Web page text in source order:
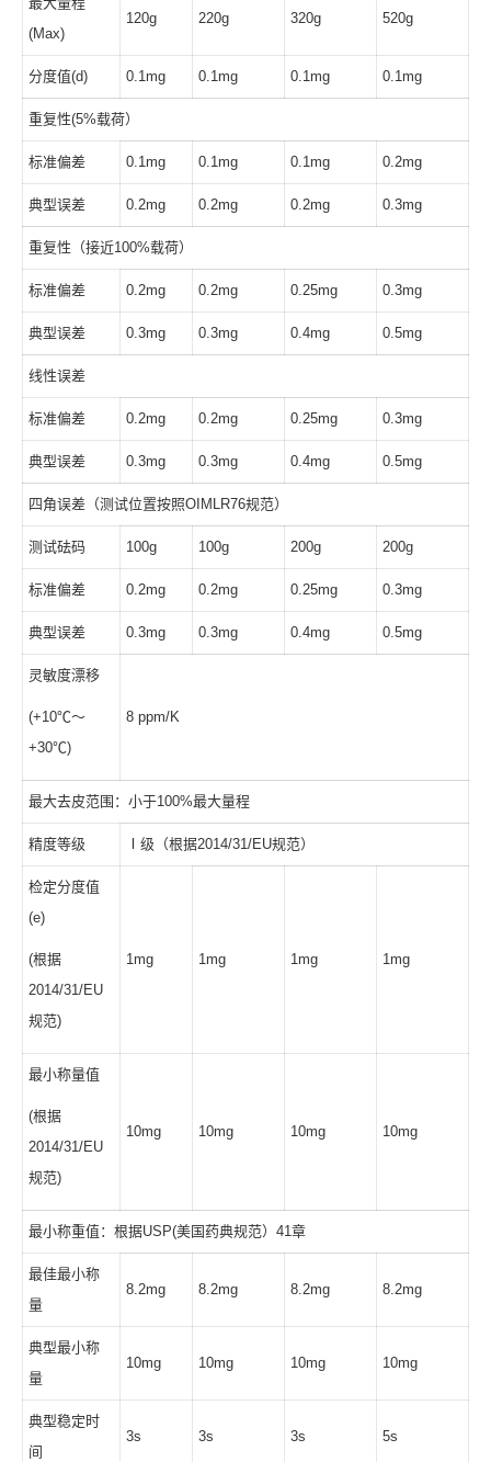
(Max)
120g 220g 320g 520g
分度值(d) 0.1mg 0.1mg 0.1mg 0.1mg
重复性(5%载荷）
标准偏差 0.1mg 0.1mg 0.1mg 0.2mg
典型误差 0.2mg 0.2mg 0.2mg 0.3mg
重复性（接近100%载荷）
标准偏差 0.2mg 0.2mg 0.25mg 0.3mg
典型误差 0.3mg 0.3mg 0.4mg 0.5mg
线性误差
标准偏差 0.2mg 0.2mg 0.25mg 0.3mg
典型误差 0.3mg 0.3mg 0.4mg 0.5mg
四角误差（测试位置按照OIMLR76规范）
测试砝码 100g 100g 200g 200g
标准偏差 0.2mg 0.2mg 0.25mg 0.3mg
典型误差 0.3mg 0.3mg 0.4mg 0.5mg
灵敏度漂移
(+10℃～
+30℃)
8 ppm/K
最大去皮范围：小于100%最大量程
精度等级 Ⅰ级（根据2014/31/EU规范）
检定分度值
(e)
(根据
2014/31/EU
规范)
1mg 1mg 1mg 1mg
最小称量值
(根据
2014/31/EU
规范)
10mg 10mg 10mg 10mg
最小称重值：根据USP(美国药典规范）41章
最佳最小称
量
8.2mg 8.2mg 8.2mg 8.2mg
典型最小称
量
10mg 10mg 10mg 10mg
典型稳定时
间
3s 3s 3s 5s